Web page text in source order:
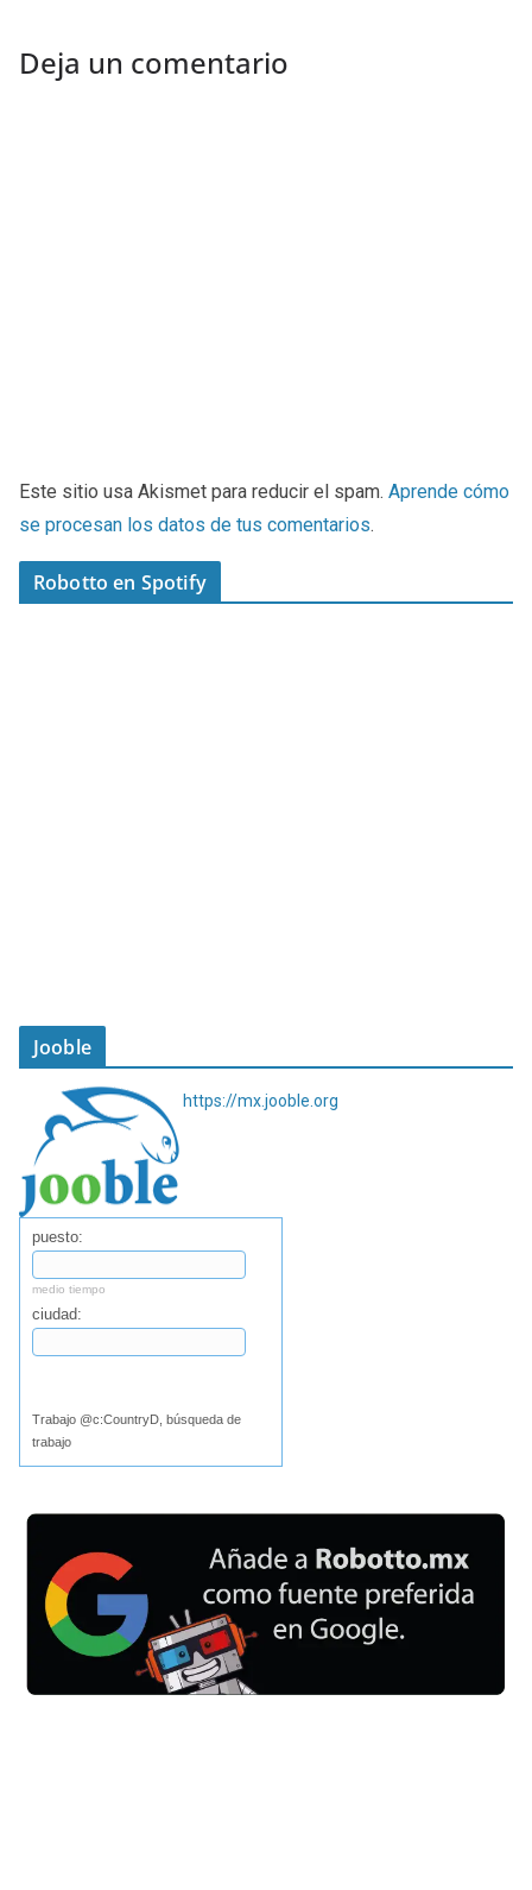
Deja un comentario
Este sitio usa Akismet para reducir el spam. Aprende cómo
se procesan los datos de tus comentarios.
Robotto en Spotify
Jooble
https://mx.jooble.org
puesto:
medio tiempo
ciudad:
Trabajo @c:CountryD, búsqueda de
trabajo